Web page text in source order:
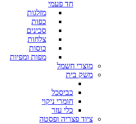
חד פעמי
מזלגות
כפות
סכינים
צלחות
כוסות
מפות ומפיות
מוצרי חשמל
משק בית
כביסכל
חומרי ניקוי
כלי עזר
ציוד פצריה ופסטה